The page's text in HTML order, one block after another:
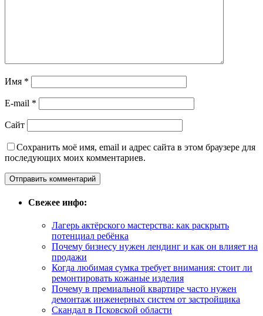
Имя *
E-mail *
Сайт
Сохранить моё имя, email и адрес сайта в этом браузере для
последующих моих комментариев.
Свежее инфо:
Лагерь актёрского мастерства: как раскрыть
потенциал ребёнка
Почему бизнесу нужен лендинг и как он влияет на
продажи
Когда любимая сумка требует внимания: стоит ли
ремонтировать кожаные изделия
Почему в премиальной квартире часто нужен
демонтаж инженерных систем от застройщика
Скандал в Псковской области